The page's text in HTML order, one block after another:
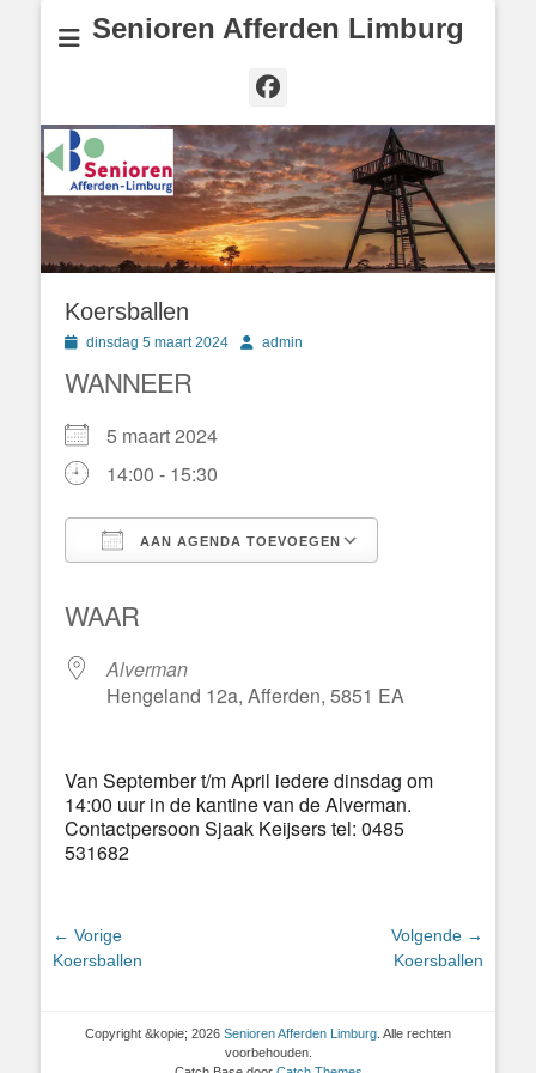
Senioren Afferden Limburg
Facebook
Koersballen
Geplaatst
dinsdag 5 maart 2024 Authoradmin
WANNEER
5 maart 2024
14:00 - 15:30
AAN AGENDA TOEVOEGEN
WAAR
Alverman
Hengeland 12a, Afferden, 5851 EA
Van September t/m April iedere dinsdag om
14:00 uur in de kantine van de Alverman.
Contactpersoon Sjaak Keijsers tel: 0485
531682
Bericht
navigatie
← Vorige
Vorig
Koersballen
Volgende →
Koersballen
Copyright &kopie; 2026 Senioren Afferden Limburg . Alle rechten
voorbehouden.